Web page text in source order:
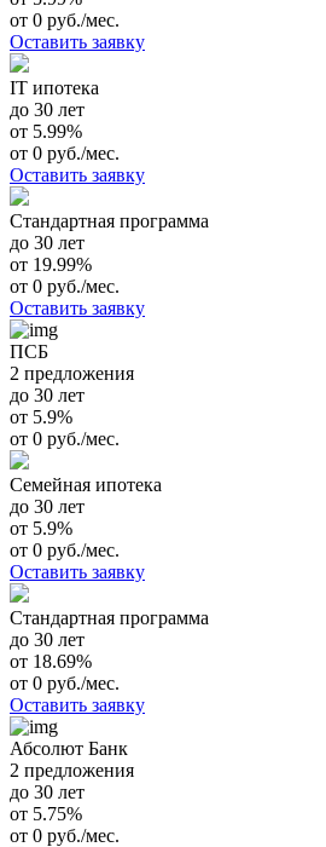
от 0 руб./мес.
Оставить заявку
IT ипотека
до 30 лет
от 5.99%
от 0 руб./мес.
Оставить заявку
Стандартная программа
до 30 лет
от 19.99%
от 0 руб./мес.
Оставить заявку
ПСБ
2 предложения
до 30 лет
от 5.9%
от 0 руб./мес.
Семейная ипотека
до 30 лет
от 5.9%
от 0 руб./мес.
Оставить заявку
Стандартная программа
до 30 лет
от 18.69%
от 0 руб./мес.
Оставить заявку
Абсолют Банк
2 предложения
до 30 лет
от 5.75%
от 0 руб./мес.